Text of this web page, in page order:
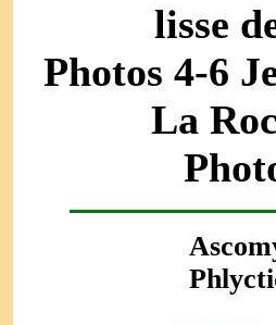
lisse
Photos 4-6
La